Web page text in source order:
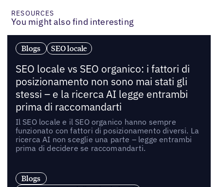
RESOURCES
You might also find interesting
Blogs SEO locale
SEO locale vs SEO organico: i fattori di
posizionamento non sono mai stati gli
stessi – e la ricerca AI legge entrambi
prima di raccomandarti
Il SEO locale e il SEO organico hanno sempre
funzionato con fattori di posizionamento diversi. La
ricerca AI non sceglie una parte – legge entrambi
prima di decidere se raccomandarti.
Blogs